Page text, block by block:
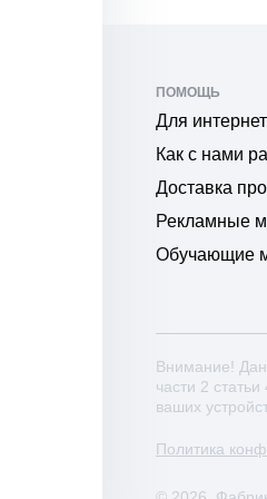
ПОМОЩЬ
Для
Как с нами
Доставка
Рекламные
Обучающие
Внимание!
части 2
ваших
Политика